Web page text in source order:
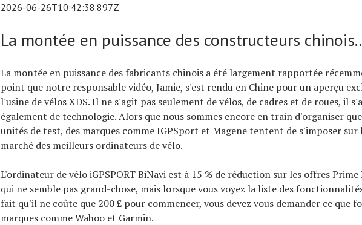
2026-06-26T10:42:38.897Z
La montée en puissance des constructeurs chinois..
La montée en puissance des fabricants chinois a été largement rapportée
point que notre responsable vidéo, Jamie, s'est rendu en Chine pour un aperçu
l'usine de vélos XDS. Il ne s'agit pas seulement de vélos, de cadres et de roues, il
également de technologie. Alors que nous sommes encore en train d'organiser
unités de test, des marques comme IGPSport et Magene tentent de s'imposer sur
marché des meilleurs ordinateurs de vélo.
L'ordinateur de vélo iGPSPORT BiNavi est à 15 % de réduction sur les offres Prime
qui ne semble pas grand-chose, mais lorsque vous voyez la liste des
fait qu'il ne coûte que 200 £ pour commencer, vous devez vous demander ce que
marques comme Wahoo et Garmin.